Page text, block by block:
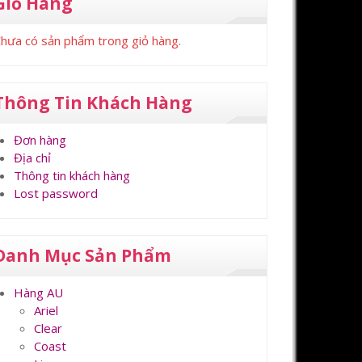
có sản phẩm trong giỏ hàng.
Tin Khách Hàng
Đơn hàng
Địa chỉ
Thông tin khách hàng
Lost password
Mục Sản Phẩm
Hàng AU
Ariel
Clear
Coast